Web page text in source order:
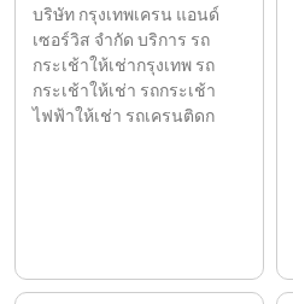
บริษัท กรุงเทพเครน แอนด์
เซอร์วิส จำกัด บริการ รถ
กระเช้าให้เช่ากรุงเทพ รถ
กระเช้าให้เช่า รถกระเช้า
ไฟฟ้าให้เช่า รถเครนติดก